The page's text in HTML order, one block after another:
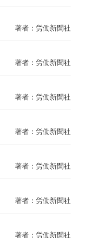
著者：労働新聞社
著者：労働新聞社
著者：労働新聞社
著者：労働新聞社
著者：労働新聞社
著者：労働新聞社
著者：労働新聞社